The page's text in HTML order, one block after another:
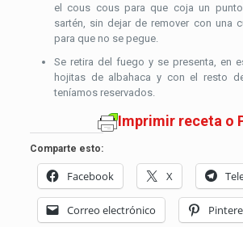
el cous cous para que coja un
sartén, sin dejar de remover con una
para que no se pegue.
Se retira del fuego y se presenta, en
hojitas de albahaca y con el resto
teníamos reservados.
Imprimir receta o
Comparte esto:
Facebook X
Correo electrónico